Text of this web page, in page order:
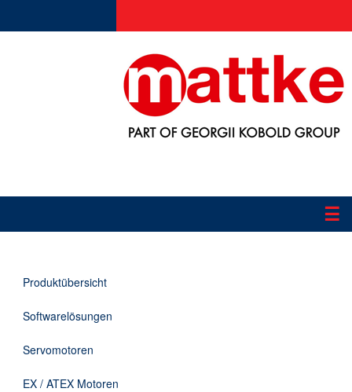
☰
Applikationen
Informationen
Downloads
Produktübersicht
Softwarelösungen
Servomotoren
EX / ATEX Motoren